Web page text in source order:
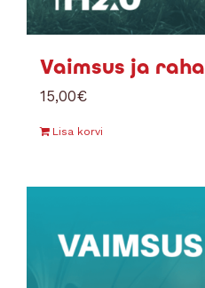
Vaimsus ja raha
15,00€
Lisa korvi